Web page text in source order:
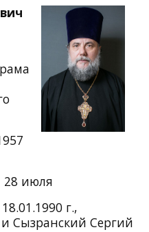
28 июля
18.01.1990 г.,
Сызранский Сергий